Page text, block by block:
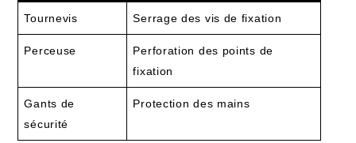
Tournevis Serrage des vis de fixation
Perceuse
Perforation des points de
fixation
Gants de
sécurité
Protection des mains